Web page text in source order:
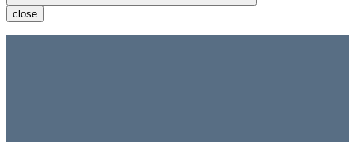
close